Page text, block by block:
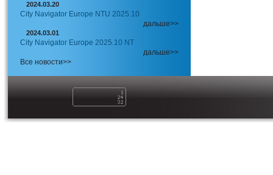
2024.03.20
City Navigator Europe NTU 2025.10
дальше>>
2024.03.01
City Navigator Europe 2025.10 NT
дальше>>
Все новости>>